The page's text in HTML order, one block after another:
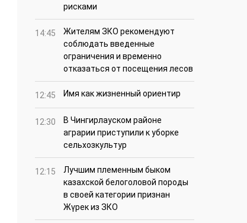
рисками
14:45
Жителям ЗКО рекомендуют
соблюдать введенные
ограничения и временно
отказаться от посещения лесов
12:45 Имя как жизненный ориентир
12:30
В Чингирлауском районе
аграрии приступили к уборке
сельхозкультур
12:15
Лучшим племенным быком
казахской белоголовой породы
в своей категории признан
Жүрек из ЗКО